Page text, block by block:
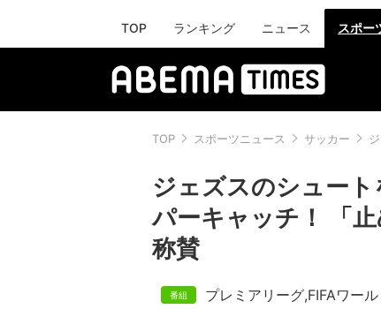
TOP ランキング ニュース スポー
TOP スポーツニュース サッカー
ジェズスのシュー
パーキャッチ！ 「
称賛
プレミアリーグ,FIFAワー